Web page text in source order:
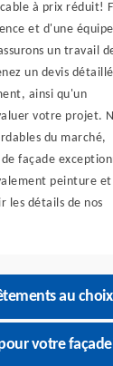
à prix réduit!
et d'une
un travail
un devis
ainsi qu'un
votre projet.
du marché,
façade
peinture
les détails de nos
au
votre